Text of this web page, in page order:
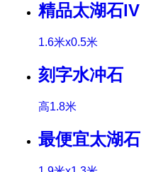
精品太湖石lV
1.6米x0.5米
刻字水冲石
高1.8米
最便宜太湖石